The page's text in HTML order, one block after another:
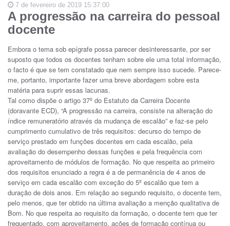
a
o
7 de fevereiro de 2019 15:37:00
A progressão na carreira do pessoal
docente
Embora o tema sob epígrafe possa parecer desinteressante, por ser
suposto que todos os docentes tenham sobre ele uma total informação,
o facto é que se tem constatado que nem sempre isso sucede. Parece-
me, portanto, importante fazer uma breve abordagem sobre esta
matéria para suprir essas lacunas.
Tal como dispõe o artigo 37º do Estatuto da Carreira Docente
(doravante ECD), “A progressão na carreira, consiste na alteração do
índice remuneratório através da mudança de escalão” e faz-se pelo
cumprimento cumulativo de três requisitos: decurso do tempo de
serviço prestado em funções docentes em cada escalão, pela
avaliação do desempenho dessas funções e pela frequência com
aproveitamento de módulos de formação. No que respeita ao primeiro
dos requisitos enunciado a regra é a de permanência de 4 anos de
serviço em cada escalão com exceção do 5º escalão que tem a
duração de dois anos. Em relação ao segundo requisito, o docente tem,
pelo menos, que ter obtido na última avaliação a menção qualitativa de
Bom. No que respeita ao requisito da formação, o docente tem que ter
frequentado, com aproveitamento, ações de formação contínua ou